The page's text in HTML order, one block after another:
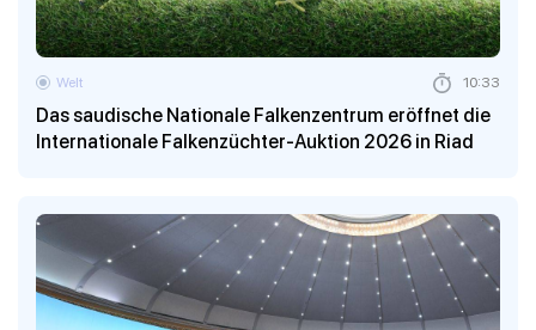
Das saudische Nationale Falkenzentrum eröffnet die
Internationale Falkenzüchter-Auktion 2026 in Riad
Welt 10:33